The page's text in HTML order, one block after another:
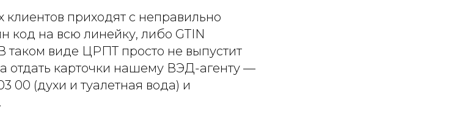
приходят с неправильно
код на всю линейку, либо GTIN
таком виде ЦРПТ просто не выпустит
отдать карточки нашему ВЭД-агенту —
00 (духи и туалетная вода) и